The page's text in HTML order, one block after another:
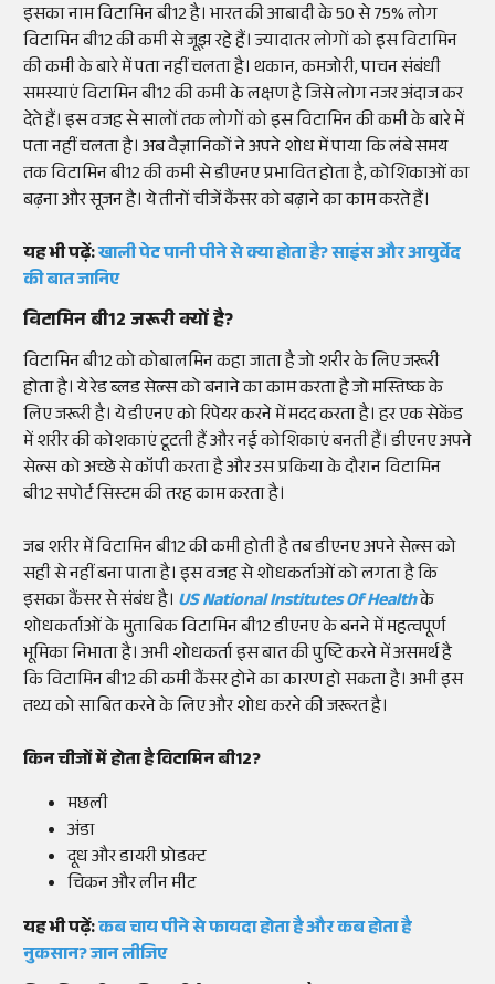
इसका नाम विटामिन बी12 है। भारत की आबादी के 50 से 75% लोग
विटामिन बी12 की कमी से जूझ रहे हैं। ज्यादातर लोगों को इस विटामिन
की कमी के बारे में पता नहीं चलता है। थकान, कमजोरी, पाचन संबंधी
समस्याएं विटामिन बी12 की कमी के लक्षण है जिसे लोग नजर अंदाज कर
देते हैं। इस वजह से सालों तक लोगों को इस विटामिन की कमी के बारे में
पता नहीं चलता है। अब वैज्ञानिकों ने अपने शोध में पाया कि लंबे समय
तक विटामिन बी12 की कमी से डीएनए प्रभावित होता है, कोशिकाओं का
बढ़ना और सूजन है। ये तीनों चीजें कैंसर को बढ़ाने का काम करते हैं।
यह भी पढ़ें:खाली पेट पानी पीने से क्या होता है? साइंस और आयुर्वेद
की बात जानिए
विटामिन बी12 जरूरी क्यों है?
विटामिन बी12 को कोबालमिन कहा जाता है जो शरीर के लिए जरूरी
होता है। ये रेड ब्लड सेल्स को बनाने का काम करता है जो मस्तिष्क के
लिए जरूरी है। ये डीएनए को रिपेयर करने में मदद करता है। हर एक सेकेंड
में शरीर की कोशकाएं टूटती हैं और नई कोशिकाएं बनती हैं। डीएनए अपने
सेल्स को अच्छे से कॉपी करता है और उस प्रकिया के दौरान विटामिन
बी12 सपोर्ट सिस्टम की तरह काम करता है।
जब शरीर में विटामिन बी12 की कमी होती है तब डीएनए अपने सेल्स को
सही से नहीं बना पाता है। इस वजह से शोधकर्ताओं को लगता है कि
इसका कैंसर से संबंध है। US National Institutes Of Healthके
शोधकर्ताओं के मुताबिक विटामिन बी12 डीएनए के बनने में महत्वपूर्ण
भूमिका निभाता है। अभी शोधकर्ता इस बात की पुष्टि करने में असमर्थ है
कि विटामिन बी12 की कमी कैंसर होने का कारण हो सकता है। अभी इस
तथ्य को साबित करने के लिए और शोध करने की जरूरत है।
किन चीजों में होता है विटामिन बी12?
मछली
अंडा
दूध और डायरी प्रोडक्ट
चिकन और लीन मीट
यह भी पढ़ें:कब चाय पीने से फायदा होता है और कब होता है
नुकसान? जान लीजिए